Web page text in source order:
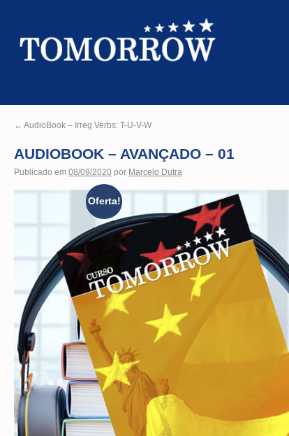
← AudioBook – Irreg Verbs: T-U-V-W
AUDIOBOOK – AVANÇADO – 01
Publicado em 08/09/2020 por Marcelo Dutra
Oferta!